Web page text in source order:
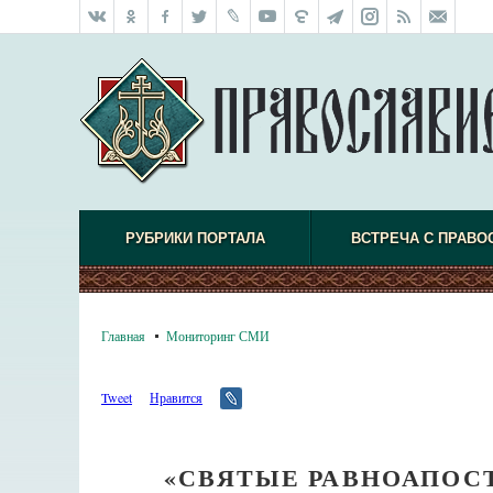
РУБРИКИ ПОРТАЛА ВСТРЕЧА С
Главная Мониторинг СМИ
Tweet Нравится
«СВЯТЫЕ